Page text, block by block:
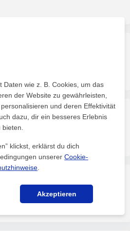
2.Klasse Mittelschule
Klasse Mittelschule und PTS Niveau
Daten wie z. B. Cookies, um das
der Website zu gewährleisten,
und deren Effektivität
dazu, dir ein besseres Erlebnis
klickst, erklärst du dich
unsererCookie-
Akzeptieren